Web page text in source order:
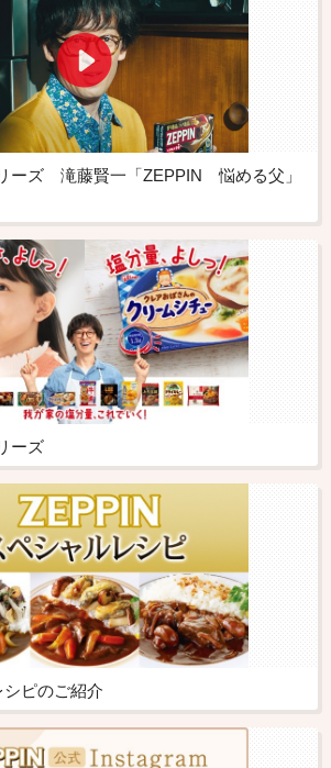
ーズ 滝藤賢一「ZEPPIN 悩める父」
ーズ
ピのご紹介